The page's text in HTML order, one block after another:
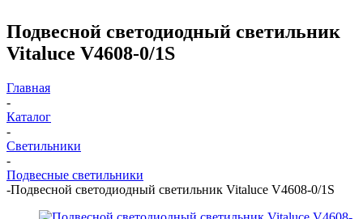
Подвесной светодиодный светильник
Vitaluce V4608-0/1S
Главная
-
Каталог
-
Светильники
-
Подвесные светильники
-Подвесной светодиодный светильник Vitaluce V4608-0/1S